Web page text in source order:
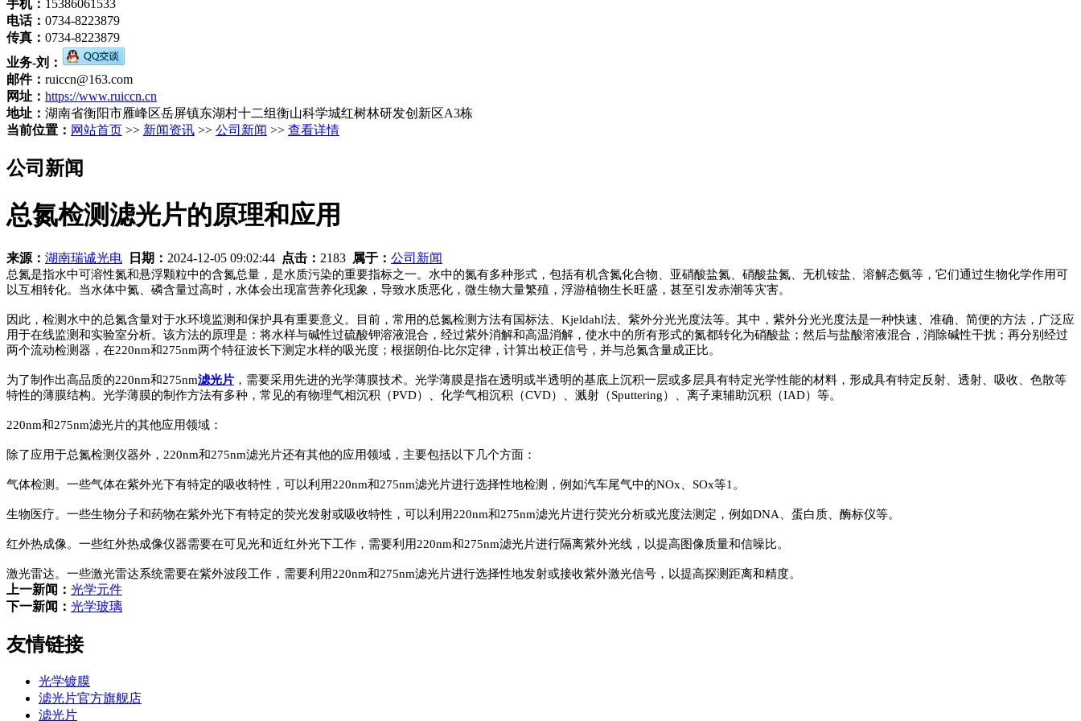
手机： 15386061533
电话： 0734-8223879
传真： 0734-8223879
业务-刘：
邮件： ruiccn@163.com
网址： https://www.ruiccn.cn
地址： 湖南省衡阳市雁峰区岳屏镇东湖村十二组衡山科学城红树林研发创新区A3栋
当前位置： 网站首页 >> 新闻资讯 >> 公司新闻 >> 查看详情
公司新闻
总氮检测滤光片的原理和应用
来源： 湖南瑞诚光电 日期： 2024-12-05 09:02:44 点击： 2183 属于： 公司新闻
总氮是指水中可溶性氮和悬浮颗粒中的含氮总量，是水质污染的重要指标之一。水中的氮有多种形式，包括有机含氮化合物、亚硝酸盐氮、硝酸盐氮、无机铵盐、溶解态氨等，它们通过生物化学作用可
以互相转化。当水体中氮、磷含量过高时，水体会出现富营养化现象，导致水质恶化，微生物大量繁殖，浮游植物生长旺盛，甚至引发赤潮等灾害。
因此，检测水中的总氮含量对于水环境监测和保护具有重要意义。目前，常用的总氮检测方法有国标法、Kjeldahl法、紫外分光光度法等。其中，紫外分光光度法是一种快速、准确、简便的方法，广泛应
用于在线监测和实验室分析。该方法的原理是：将水样与碱性过硫酸钾溶液混合，经过紫外消解和高温消解，使水中的所有形式的氮都转化为硝酸盐；然后与盐酸溶液混合，消除碱性干扰；再分别经过
两个流动检测器，在220nm和275nm两个特征波长下测定水样的吸光度；根据朗伯-比尔定律，计算出校正信号，并与总氮含量成正比。
为了制作出高品质的220nm和275nm滤光片 ，需要采用先进的光学薄膜技术。光学薄膜是指在透明或半透明的基底上沉积一层或多层具有特定光学性能的材料，形成具有特定反射、透射、吸收、色散等
特性的薄膜结构。光学薄膜的制作方法有多种，常见的有物理气相沉积（PVD）、化学气相沉积（CVD）、溅射（Sputtering）、离子束辅助沉积（IAD）等。
220nm和275nm滤光片的其他应用领域：
除了应用于总氮检测仪器外，220nm和275nm滤光片还有其他的应用领域，主要包括以下几个方面：
气体检测。一些气体在紫外光下有特定的吸收特性，可以利用220nm和275nm滤光片进行选择性地检测，例如汽车尾气中的NOx、SOx等1。
生物医疗。一些生物分子和药物在紫外光下有特定的荧光发射或吸收特性，可以利用220nm和275nm滤光片进行荧光分析或光度法测定，例如DNA、蛋白质、酶标仪等。
红外热成像。一些红外热成像仪器需要在可见光和近红外光下工作，需要利用220nm和275nm滤光片进行隔离紫外光线，以提高图像质量和信噪比。
激光雷达。一些激光雷达系统需要在紫外波段工作，需要利用220nm和275nm滤光片进行选择性地发射或接收紫外激光信号，以提高探测距离和精度。
上一新闻： 光学元件
下一新闻： 光学玻璃
友情链接
光学镀膜
滤光片官方旗舰店
滤光片